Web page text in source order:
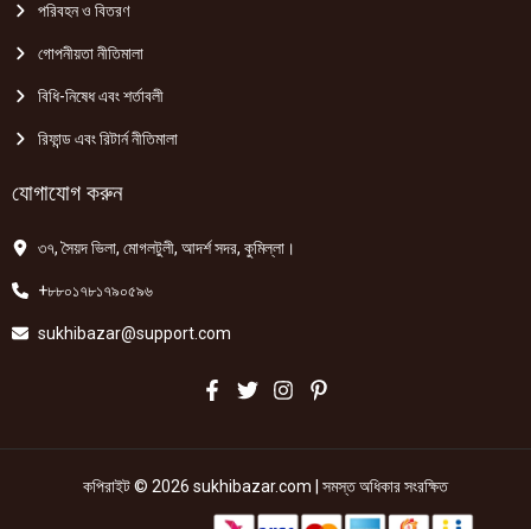
পরিবহন ও বিতরণ
গোপনীয়তা নীতিমালা
বিধি-নিষেধ এবং শর্তাবলী
রিফান্ড এবং রিটার্ন নীতিমালা
যোগাযোগ করুন
৩৭, সৈয়দ ভিলা, মোগলটুলী, আদর্শ সদর, কুমিল্লা।
+৮৮০১৭৮১৭৯০৫৯৬
sukhibazar@support.com
কপিরাইট © 2026 sukhibazar.com | সমস্ত অধিকার সংরক্ষিত